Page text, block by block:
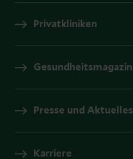
Privatkliniken
Gesundheitsmagazin
Presse und Aktuelles
Karriere